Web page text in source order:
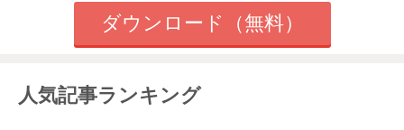
ダウンロード（無料）
人気記事ランキング